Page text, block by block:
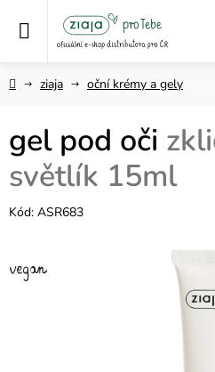
Domůziaja oční krémy a gely
gel pod oči
světlík 15ml
Kód: ASR683